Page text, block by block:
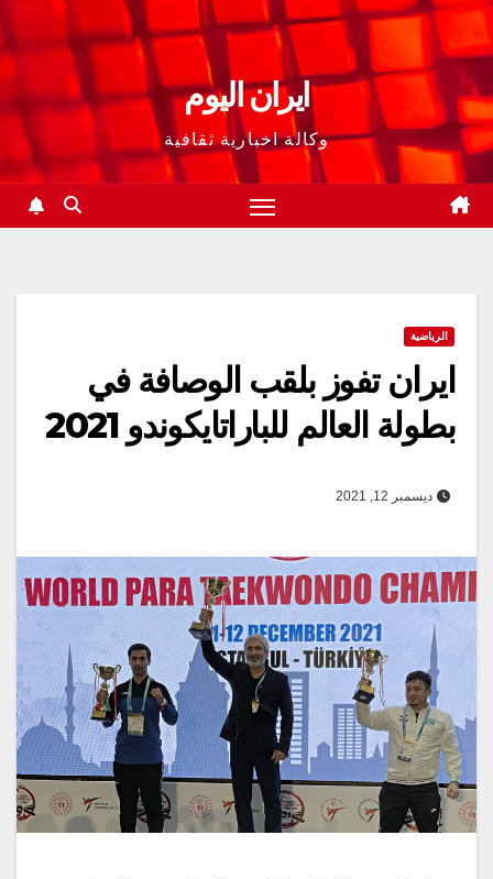
ايران اليوم
وكالة اخبارية ثقافية
الرياضية
ايران تفوز بلقب الوصافة في
بطولة العالم للباراتايكوندو 2021
ديسمبر 12, 2021